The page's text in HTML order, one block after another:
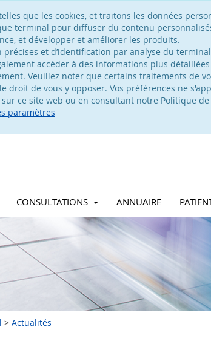
que les cookies, et traitons les données
terminal pour diffuser du contenu
et développer et améliorer les produits.
et d’identification par analyse du
accéder à des informations plus
Veuillez noter que certains traitements de
de vous y opposer. Vos préférences ne
ce site web ou en consultant notre Politique
paramètres
CONSULTATIONS ANNUAIRE
> Actualités